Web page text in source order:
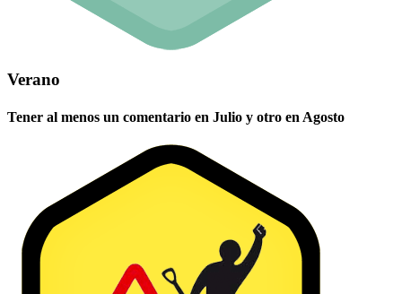
Verano
Tener al menos un comentario en Julio y otro en Agosto